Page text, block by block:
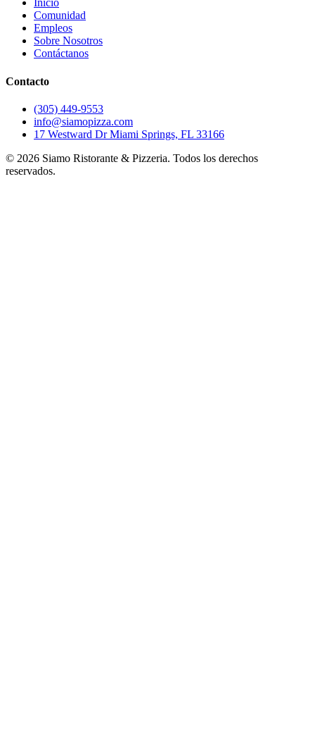
Inicio
Comunidad
Empleos
Sobre Nosotros
Contáctanos
Contacto
(305) 449-9553
info@siamopizza.com
17 Westward Dr Miami Springs, FL 33166
© 2026 Siamo Ristorante & Pizzeria. Todos los derechos
reservados.